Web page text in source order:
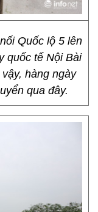
Quốc lộ 5 lên
quốc tế Nội Bài
hàng ngày
qua đây.